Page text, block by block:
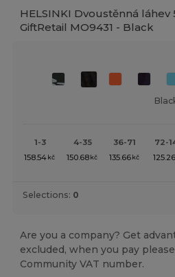
HELSINKI Dvoustěnná láhev
GiftRetail MO9431 - Black
1-3 4-35 36-71 72-
158.54 kč 150.68 kč 135.66 kč 125.26
Selections: 0
Are you a company? Get
excluded, when you pay
Community VAT number.